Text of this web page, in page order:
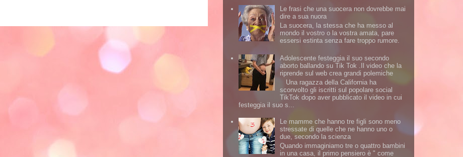
Le frasi che una suocera non dovrebbe mai
dire a sua nuora
La suocera, la stessa che ha messo al
mondo il vostro o la vostra amata, pare
essersi estinta senza fare troppo rumore.
Adolescente festeggia il suo secondo
aborto ballando su Tik Tok .Il video che la
riprende sul web crea grandi polemiche
Una ragazza della California ha
sconvolto gli iscritti sul popolare social
TikTok dopo aver pubblicato il video in cui
festeggia il suo s...
Le mamme che hanno tre figli sono meno
stressate di quelle che ne hanno uno o
due, secondo la scienza
Quando immaginiamo tre o quattro bambini
in una casa, il primo pensiero è " come